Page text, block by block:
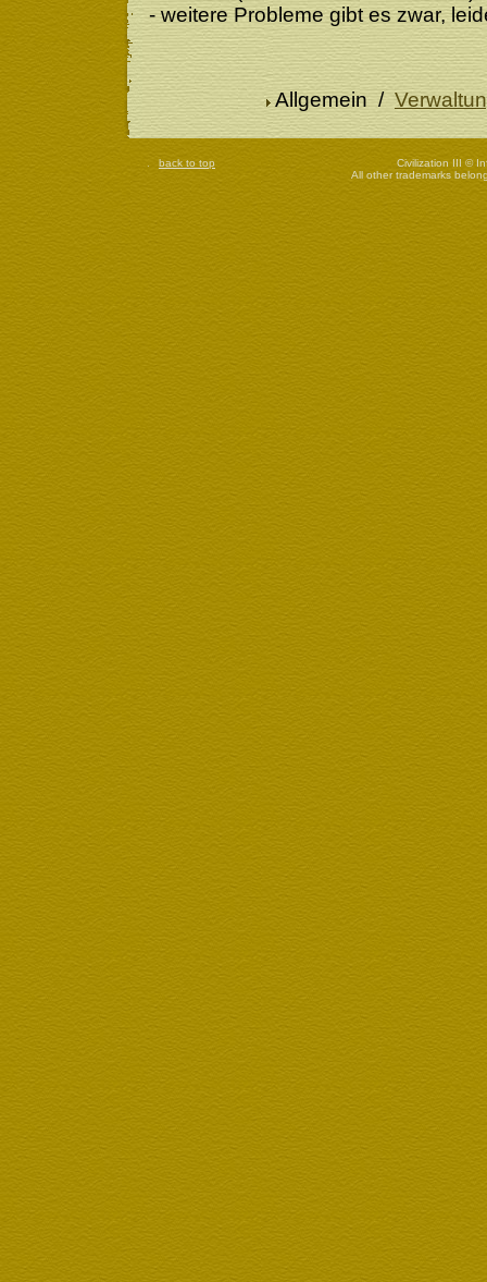
- weitere Probleme gibt es zwar,
Allgemein /
back to top
Civilization III ©
All other trademarks